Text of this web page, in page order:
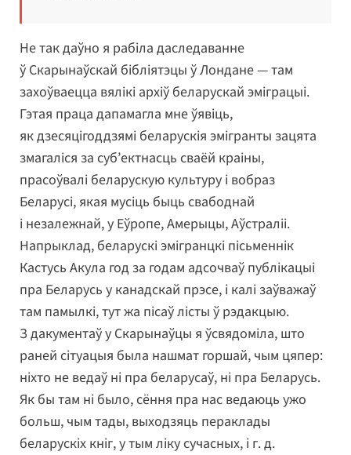
Не так даўно я рабіла даследаванне
ў Скарынаўскай бібліятэцы ў Лондане — там
захоўваецца вялікі архіў беларускай эміграцыі.
Гэтая праца дапамагла мне ўявіць,
як дзесяцігоддзямі беларускія эмігранты зацята
змагаліся за суб’ектнасць сваёй краіны,
прасоўвалі беларускую культуру і вобраз
Беларусі, якая мусіць быць свабоднай
і незалежнай, у Еўропе, Амерыцы, Аўстраліі.
Напрыклад, беларускі эмігранцкі пісьменнік
Кастусь Акула год за годам адсочваў публікацыі
пра Беларусь у канадскай прэсе, і калі заўважаў
там памылкі, тут жа пісаў лісты ў рэдакцыю.
З дакументаў у Скарынаўцы я ўсвядоміла, што
раней сітуацыя была нашмат горшай, чым цяпер:
ніхто не ведаў ні пра беларусаў, ні пра Беларусь.
Як бы там ні было, сёння пра нас ведаюць ужо
больш, чым тады, выходзяць пераклады
беларускіх кніг, у тым ліку сучасных, і г. д.